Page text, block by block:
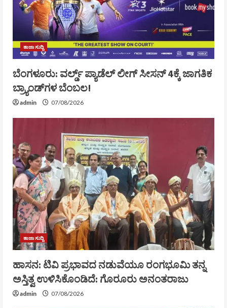
ತಾಜಾ ಸುದ್ದಿ
ಬೆಂಗಳೂರು: ವರ್ಲ್ಡ್ ಪ್ಯಾಡೆಲ್ ಲೀಗ್ ಸೀಸನ್ 4ಕ್ಕೆ ಜಾಗತಿಕ
ಬ್ರ್ಯಾಂಡ್‌ಗಳ ಬೆಂಬಲ!
admin 07/08/2026
ತಾಜಾ ಸುದ್ದಿ
ಹಾಸನ: ಟಿವಿ ಪ್ರಭಾವದ ನಡುವೆಯೂ ರಂಗಭೂಮಿ ತನ್ನ
ಅಸ್ತಿತ್ವ ಉಳಿಸಿಕೊಂಡಿದೆ: ಗೊರೂರು ಅನಂತರಾಜು
admin 07/08/2026